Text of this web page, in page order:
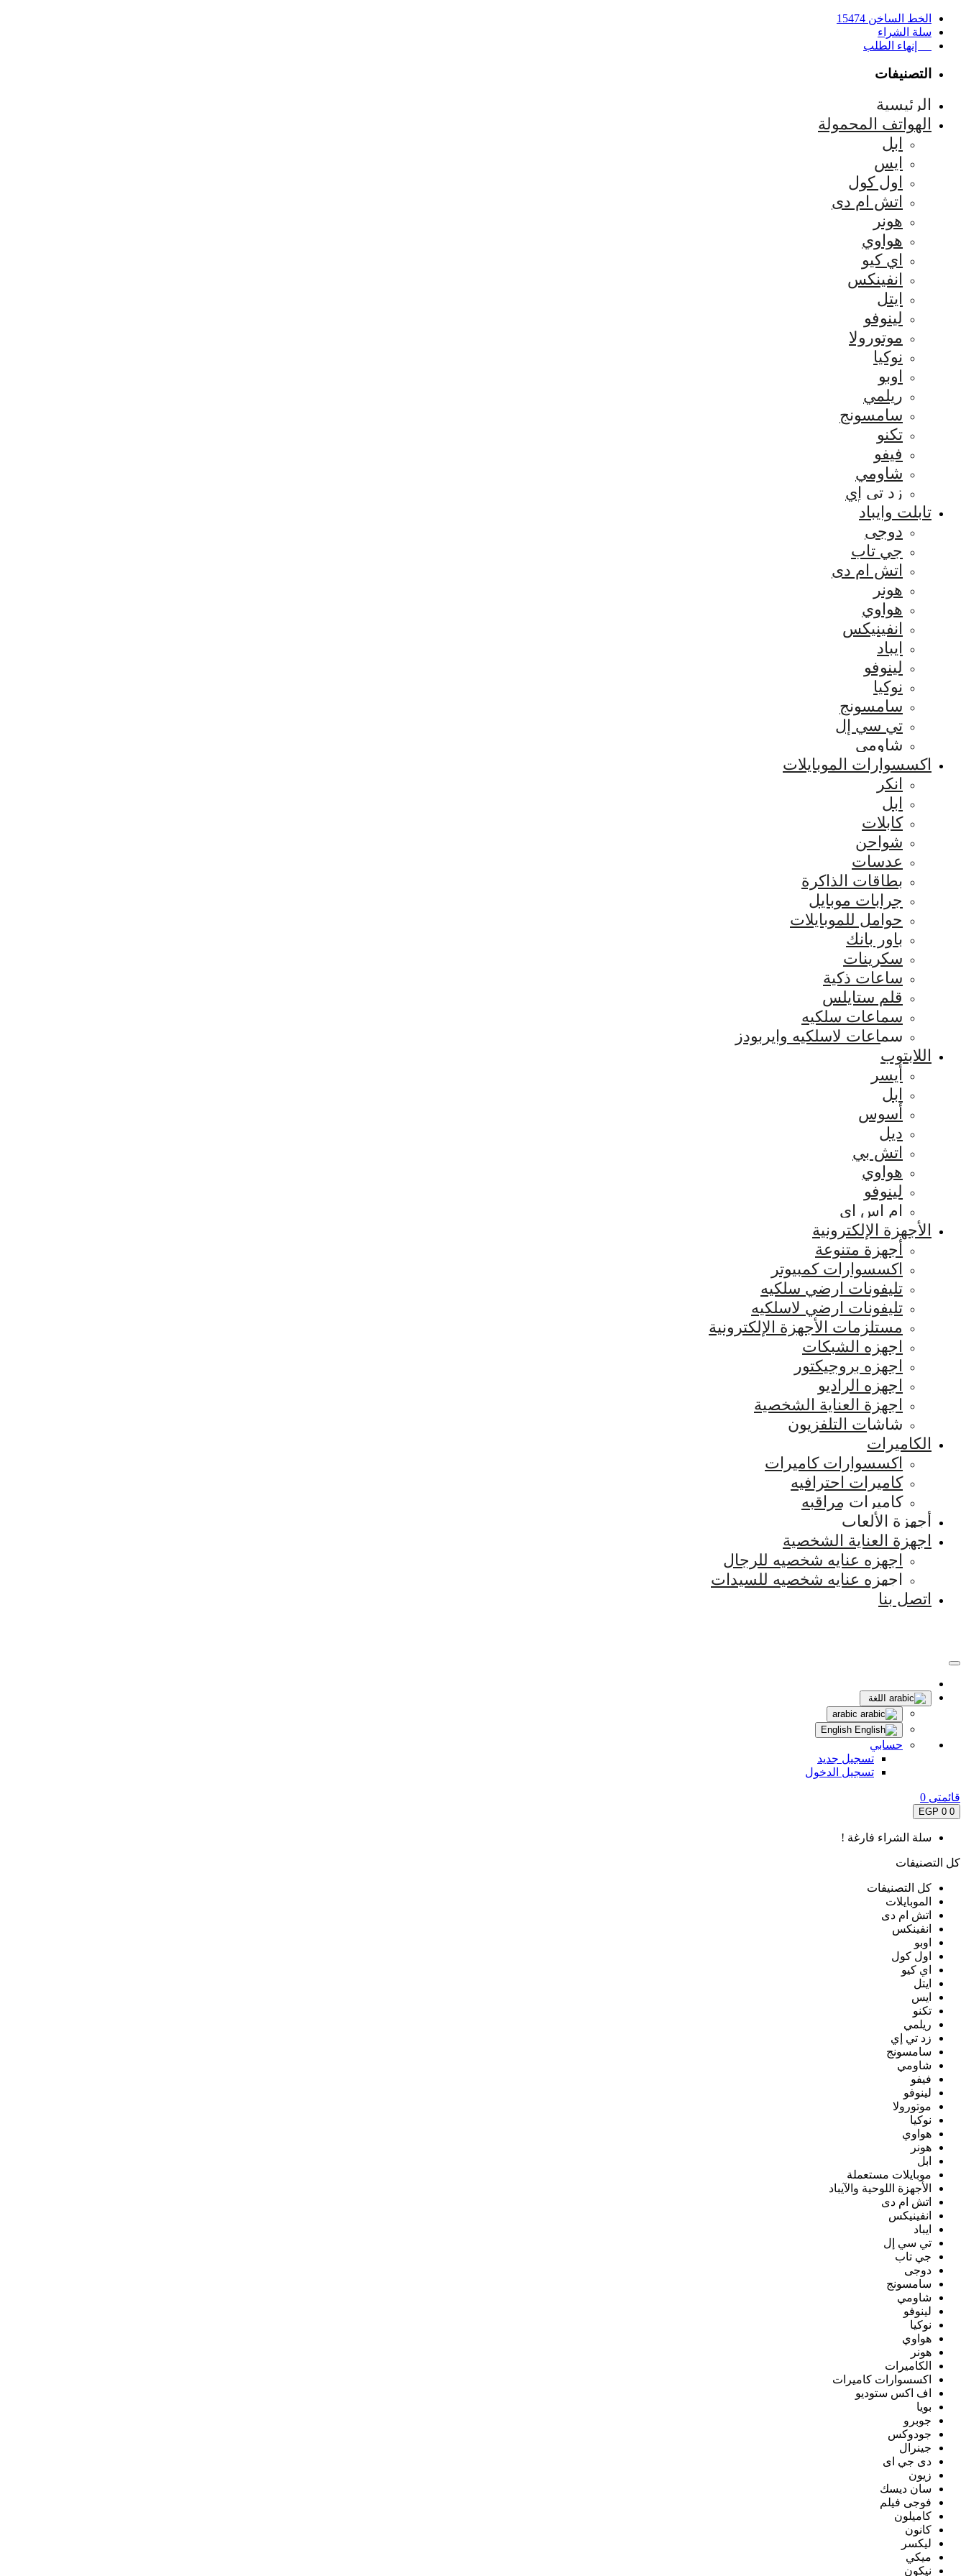
الخط الساخن 15474
سلة الشراء
إنهاء الطلب
التصنيفات
الرئيسية
الهواتف المحمولة
ابل
ايس
اول كول
اتش ام دى
هونر
هواوي
اي كيو
انفينكس
ايتل
لينوفو
موتورولا
نوكيا
اوبو
ريلمي
سامسونج
تكنو
فيفو
شاومي
زد تي إي
تابلت وايباد
دوجى
جي تاب
اتش ام دى
هونر
هواوي
انفينيكس
ايباد
لينوفو
نوكيا
سامسونج
تي سي إل
شاومي
اكسسوارات الموبايلات
انكر
ابل
كابلات
شواحن
عدسات
بطاقات الذاكرة
جرابات موبايل
حوامل للموبايلات
باور بانك
سكرينات
ساعات ذكية
قلم ستايلس
سماعات سلكيه
سماعات لاسلكيه وايربودز
اللابتوب
أيسر
ابل
أسوس
ديل
اتش بي
هواوي
لينوفو
ام اس اي
الأجهزة الإلكترونية
أجهزة متنوعة
اكسسوارات كمبيوتر
تليفونات ارضي سلكيه
تليفونات ارضي لاسلكيه
مستلزمات الأجهزة الإلكترونية
اجهزه الشبكات
اجهزه بروجيكتور
اجهزه الراديو
اجهزة العناية الشخصية
شاشات التلفزيون
الكاميرات
اكسسوارات كاميرات
كاميرات احترافيه
كاميرات مراقبه
أجهزة الألعاب
اجهزة العناية الشخصية
اجهزه عنايه شخصيه للرجال
اجهزه عنايه شخصيه للسيدات
اتصل بنا
اللغة
حسابي
تسجيل جديد
تسجيل الدخول
قائمتى 0
0
0 EGP
سلة الشراء فارغة !
كل التصنيفات
كل التصنيفات
الموبايلات
اتش ام دى
انفينكس
اوبو
اول كول
اي كيو
ايتل
ايس
تكنو
ريلمي
زد تي إي
سامسونج
شاومي
فيفو
لينوفو
موتورولا
نوكيا
هواوي
هونر
ابل
موبايلات مستعملة
الأجهزة اللوحية والآيباد
اتش ام دى
انفينيكس
ايباد
تي سي إل
جي تاب
دوجى
سامسونج
شاومي
لينوفو
نوكيا
هواوي
هونر
الكاميرات
اكسسوارات كاميرات
اف اكس ستوديو
بويا
جوبرو
جودوكس
جينرال
دى جي اى
زيون
سان ديسك
فوجى فيلم
كاميلون
كانون
ليكسر
ميكي
نيكون